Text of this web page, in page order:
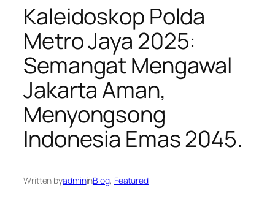
Kaleidoskop Polda
Metro Jaya 2025:
Semangat Mengawal
Jakarta Aman,
Menyongsong
Indonesia Emas 2045.
Written byadmininBlog, Featured